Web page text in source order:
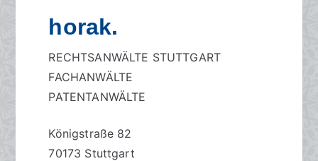
horak.
RECHTSANWÄLTE STUTTGART
FACHANWÄLTE
PATENTANWÄLTE
Königstraße 82
70173 Stuttgart